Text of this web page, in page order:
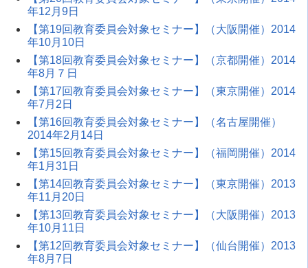
年12月9日
【第19回教育委員会対象セミナー】（大阪開催）2014
年10月10日
【第18回教育委員会対象セミナー】（京都開催）2014
年8月７日
【第17回教育委員会対象セミナー】（東京開催）2014
年7月2日
【第16回教育委員会対象セミナー】（名古屋開催）
2014年2月14日
【第15回教育委員会対象セミナー】（福岡開催）2014
年1月31日
【第14回教育委員会対象セミナー】（東京開催）2013
年11月20日
【第13回教育委員会対象セミナー】（大阪開催）2013
年10月11日
【第12回教育委員会対象セミナー】（仙台開催）2013
年8月7日